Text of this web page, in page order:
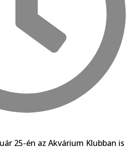
25-én az Akvárium Klubban is